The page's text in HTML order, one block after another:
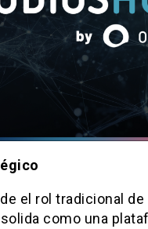
el rol tradicional de
como una